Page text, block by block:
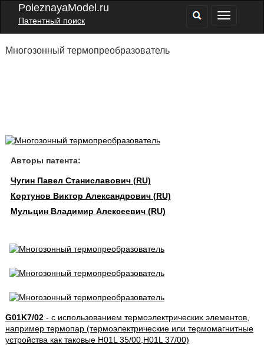
PoleznayaModel.ru
Патентный поиск
Многозонный термопреобразователь
Авторы патента:
Чугин Павел Станиславович (RU)
Кортунов Виктор Александрович (RU)
Мульцин Владимир Алексеевич (RU)
G01K7/02- с использованием термоэлектрических элементов,
например термопар (термоэлектрические или термомагнитные
устройства как таковые H01L 35/00,H01L 37/00)